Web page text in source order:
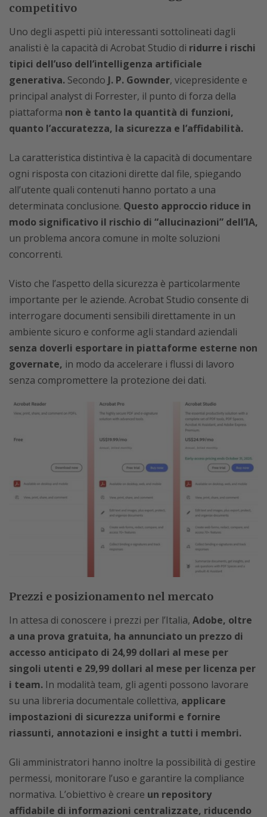
competitivo
Uno degli aspetti più interessanti sottolineati dagli
analisti è la capacità di Acrobat Studio di ridurre i rischi
tipici dell’uso dell’intelligenza artificiale
generativa. Secondo J. P. Gownder, vicepresidente e
principal analyst di Forrester, il punto di forza della
piattaforma non è tanto la quantità di funzioni,
quanto l’accuratezza, la sicurezza e l’affidabilità.
La caratteristica distintiva è la capacità di documentare
ogni risposta con citazioni dirette dal file, spiegando
all’utente quali contenuti hanno portato a una
determinata conclusione. Questo approccio riduce in
modo significativo il rischio di “allucinazioni” dell’IA,
un problema ancora comune in molte soluzioni
concorrenti.
Visto che l’aspetto della sicurezza è particolarmente
importante per le aziende. Acrobat Studio consente di
interrogare documenti sensibili direttamente in un
ambiente sicuro e conforme agli standard aziendali
senza doverli esportare in piattaforme esterne non
governate, in modo da accelerare i flussi di lavoro
senza compromettere la protezione dei dati.
Prezzi e posizionamento nel mercato
In attesa di conoscere i prezzi per l’Italia, Adobe, oltre
a una prova gratuita, ha annunciato un prezzo di
accesso anticipato di 24,99 dollari al mese per
singoli utenti e 29,99 dollari al mese per licenza per
i team. In modalità team, gli agenti possono lavorare
su una libreria documentale collettiva, applicare
impostazioni di sicurezza uniformi e fornire
riassunti, annotazioni e insight a tutti i membri.
Gli amministratori hanno inoltre la possibilità di gestire
permessi, monitorare l’uso e garantire la compliance
normativa. L’obiettivo è creare un repository
affidabile di informazioni centralizzate, riducendo